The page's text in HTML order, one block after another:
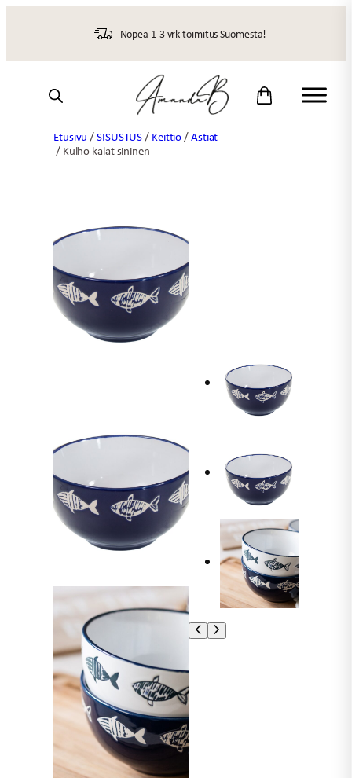
Nopea 1-3 vrk toimitus Suomesta!
Etusivu /SISUSTUS/ Keittiö/Astiat
/ Kulho kalat sininen